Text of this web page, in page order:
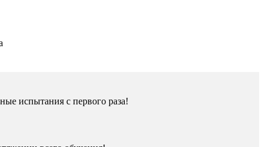
испытания с первого раза!